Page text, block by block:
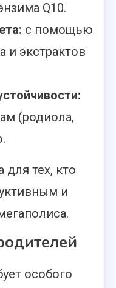
Q10.
с помощью
и экстрактов
(родиола,
для тех, кто
и
особого